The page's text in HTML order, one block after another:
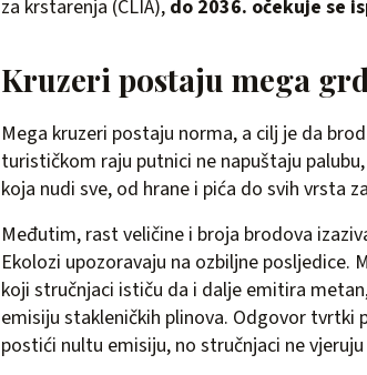
za krstarenja (CLIA), do 2036. očekuje se
Kruzeri postaju mega
Mega kruzeri postaju norma, a cilj je da
turističkom raju putnici ne napuštaju
koja nudi sve, od hrane i pića do svih vrsta
Međutim, rast veličine i broja brodova
Ekolozi upozoravaju na ozbiljne posljedice.
koji stručnjaci ističu da i dalje emitira
emisiju stakleničkih plinova. Odgovor tvrtki
postići nultu emisiju, no stručnjaci ne